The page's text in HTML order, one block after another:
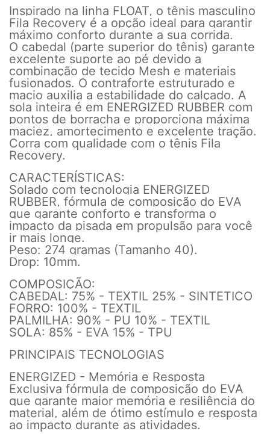
Inspirado na linha FLOAT, o tênis masculino
Fila Recovery é a opção ideal para garantir
máximo conforto durante a sua corrida.
O cabedal (parte superior do tênis) garante
excelente suporte ao pé devido a
combinação de tecido Mesh e materiais
fusionados. O contraforte estruturado e
macio auxilia a estabilidade do calçado. A
sola inteira é em ENERGIZED RUBBER com
pontos de borracha e proporciona máxima
maciez, amortecimento e excelente tração.
Corra com qualidade com o tênis Fila
Recovery.
CARACTERÍSTICAS:
Solado com tecnologia ENERGIZED
RUBBER, fórmula de composição do EVA
que garante conforto e transforma o
impacto da pisada em propulsão para você
ir mais longe.
Peso: 274 gramas (Tamanho 40).
Drop: 10mm.
COMPOSIÇÃO:
CABEDAL: 75% - TEXTIL 25% - SINTETICO
FORRO: 100% - TEXTIL
PALMILHA: 90% - PU 10% - TEXTIL
SOLA: 85% - EVA 15% - TPU
PRINCIPAIS TECNOLOGIAS
ENERGIZED - Memória e Resposta
Exclusiva fórmula de composição do EVA
que garante maior memória e resiliência do
material, além de ótimo estímulo e resposta
ao impacto durante as atividades.